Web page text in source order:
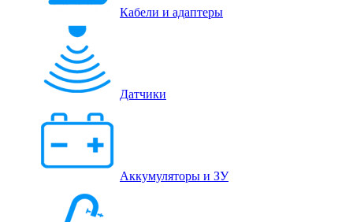
Кабели и адаптеры
Датчики
Аккумуляторы и ЗУ